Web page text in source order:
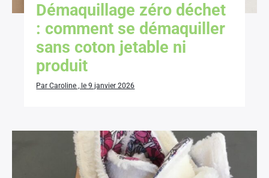
Démaquillage zéro déchet
: comment se démaquiller
sans coton jetable ni
produit
Par Caroline , le 9 janvier 2026